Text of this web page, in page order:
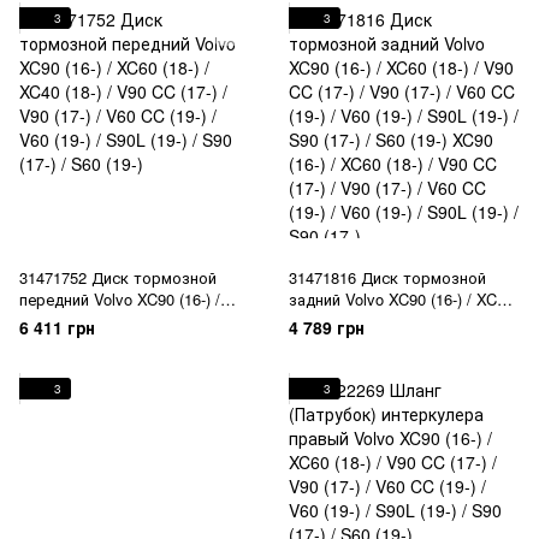
S60 (19-)
3
31471752 Диск тормозной
передний Volvo XC90 (16-) /
XC60 (18-) / XC40 (18-) / V90 CC
(17-) / V90 (17-) / V60 CC (19-) /
/ S60 (19-)
6 411 грн
3
31471816 Диск тормозной
задний Volvo XC90 (16-) / XC60
(18-) / V90 CC (17-) / V90 (17-) /
V60 CC (19-) / V60 (19-) / S90L
(16-) / XC60 (18-) / V90 CC (17-)
/ V90 (17-) / V60 CC (19-) / V60
(19-) / S90L (19-) / S90 (17-)
4 789 грн
3 3